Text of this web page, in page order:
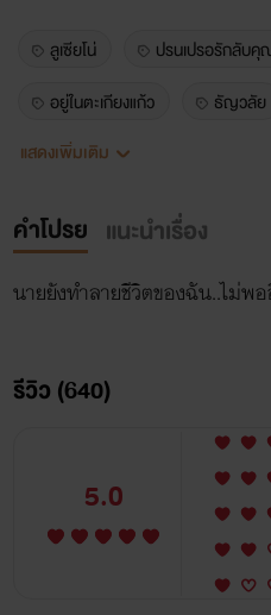
ลูเซียโน่
ปรนเปรอรักลับคุ
อยู่ในตะเกียงแก้ว
ธัญวลัย
พระเอกธงดำ
คิงวิศวะ
บำบัดรั
เดม่อนโอลิเวีย
ลูเซียโน่เ
ดราม่า
แสดงเพิ่มเติม
คำโปรย แนะนำเรื่อง
นายยังทำลายชีวิตของฉัน..ไม่พอ
รีวิว (640)
5.0